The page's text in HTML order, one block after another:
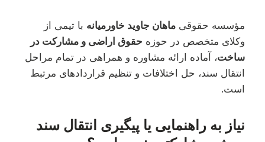
مؤسسه حقوقی ماهان جاوید خاورمیانه با تیمی از
وکلای متخصص در حوزه حقوق اراضی و مشارکت در
ساخت، آماده ارائه مشاوره و همراهی در تمام مراحل
انتقال سند، حل اختلافات و تنظیم قراردادهای مرتبط
است.
نیاز به راهنمایی یا پیگیری انتقال سند